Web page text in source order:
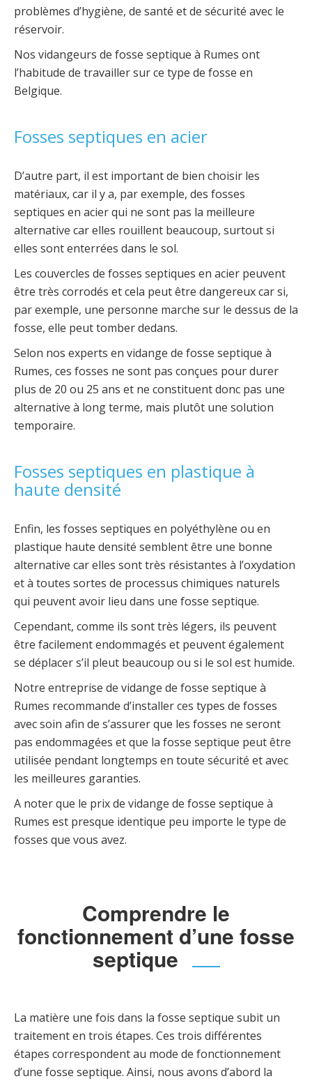
problèmes d’hygiène, de santé et de sécurité avec le
réservoir.
Nos vidangeurs de fosse septique à Rumes ont
l’habitude de travailler sur ce type de fosse en
Belgique.
Fosses septiques en acier
D’autre part, il est important de bien choisir les
matériaux, car il y a, par exemple, des fosses
septiques en acier qui ne sont pas la meilleure
alternative car elles rouillent beaucoup, surtout si
elles sont enterrées dans le sol.
Les couvercles de fosses septiques en acier peuvent
être très corrodés et cela peut être dangereux car si,
par exemple, une personne marche sur le dessus de la
fosse, elle peut tomber dedans.
Selon nos experts en vidange de fosse septique à
Rumes, ces fosses ne sont pas conçues pour durer
plus de 20 ou 25 ans et ne constituent donc pas une
alternative à long terme, mais plutôt une solution
temporaire.
Fosses septiques en plastique à
haute densité
Enfin, les fosses septiques en polyéthylène ou en
plastique haute densité semblent être une bonne
alternative car elles sont très résistantes à l’oxydation
et à toutes sortes de processus chimiques naturels
qui peuvent avoir lieu dans une fosse septique.
Cependant, comme ils sont très légers, ils peuvent
être facilement endommagés et peuvent également
se déplacer s’il pleut beaucoup ou si le sol est humide.
Notre entreprise de vidange de fosse septique à
Rumes recommande d’installer ces types de fosses
avec soin afin de s’assurer que les fosses ne seront
pas endommagées et que la fosse septique peut être
utilisée pendant longtemps en toute sécurité et avec
les meilleures garanties.
A noter que le prix de vidange de fosse septique à
Rumes est presque identique peu importe le type de
fosses que vous avez.
Comprendre le
fonctionnement d’une fosse
septique
La matière une fois dans la fosse septique subit un
traitement en trois étapes. Ces trois différentes
étapes correspondent au mode de fonctionnement
d’une fosse septique. Ainsi, nous avons d’abord la